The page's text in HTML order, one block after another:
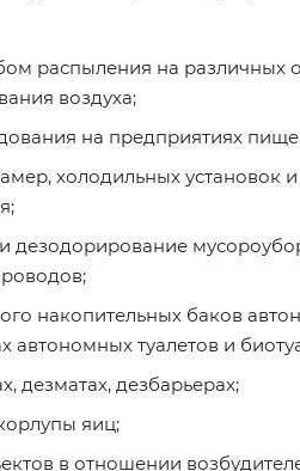
распыления на различных
воздуха;
на предприятиях
холодильных
дезодорирование
накопительных баков
автономных туалетов и
дезматах, дезбарьерах;
яиц;
в отношении